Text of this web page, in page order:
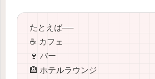
たとえば──
☕️ カフェ
🍷 バー
🏨 ホテルラウンジ